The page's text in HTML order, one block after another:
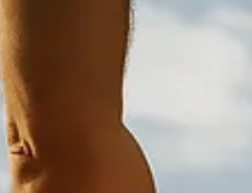
attive e passive con
al preventivo pronto
commessa
costi e ore per commessa